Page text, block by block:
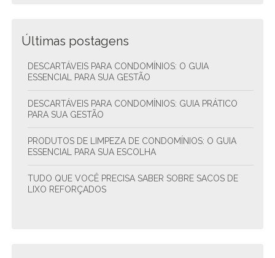
Últimas postagens
DESCARTÁVEIS PARA CONDOMÍNIOS: O GUIA
ESSENCIAL PARA SUA GESTÃO
DESCARTÁVEIS PARA CONDOMÍNIOS: GUIA PRÁTICO
PARA SUA GESTÃO
PRODUTOS DE LIMPEZA DE CONDOMÍNIOS: O GUIA
ESSENCIAL PARA SUA ESCOLHA
TUDO QUE VOCÊ PRECISA SABER SOBRE SACOS DE
LIXO REFORÇADOS